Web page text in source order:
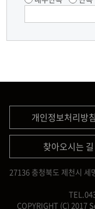
개인정보처리방침
찾아오시는 길
27136 충청북도 제천시 세
COPYRIGHT (C) 2017